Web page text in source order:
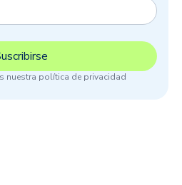
nuestra política de privacidad